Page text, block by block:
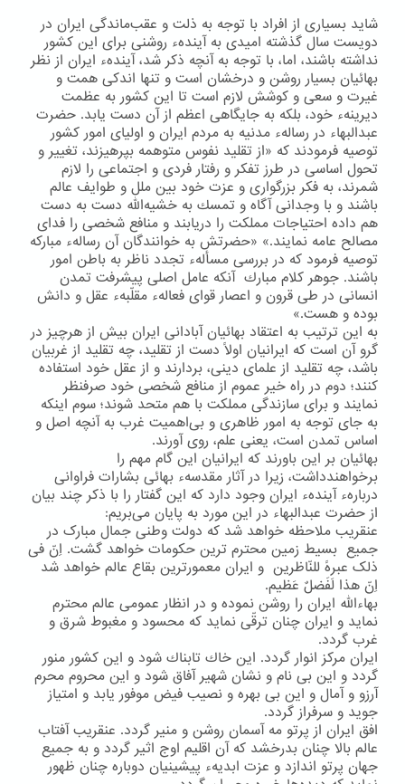
شاید بسیاری از افراد با توجه به ذلت و عقب‌ماندگی ایران در
دویست سال گذشته امیدی به آیندهء روشنی برای این كشور
نداشته باشند، اما، با توجه به آنچه ذكر شد، آیندهء ایران از نظر
بهائیان بسیار روشن و درخشان است و تنها اندكی همت و
غیرت و سعی و كوشش لازم است تا این كشور به عظمت
دیرینهء خود، بلكه به جایگاهی اعظم از آن دست یابد. حضرت
عبدالبهاء در رسالهء مدنیه به مردم ایران و اولیای امور كشور
توصیه فرمودند كه «از تقلید نفوس متوهمه بپرهیزند، تغییر و
تحول اساسی در طرز تفكر و رفتار فردی و اجتماعی را لازم
شمرند، به فكر بزرگواری و عزت خود بین ملل و طوایف عالم
باشند و با وجدانی آگاه و تمسك به خشیه‌الله دست به دست
هم داده احتیاجات مملكت را دریابند و منافع شخصی را فدای
مصالح عامه نمایند.» «حضرتش به خوانندگان آن رسالهء مباركه
توصیه فرمود كه در بررسی مسألهء تجدد ناظر به باطن امور
باشند. جوهر كلام مبارك آنكه عامل اصلی پیشرفت تمدن
انسانی در طی قرون و اعصار قوای فعالهء مقلّبهء عقل و دانش
بوده و هست.»
به این ترتیب به اعتقاد بهائیان آبادانی ایران بیش از هرچیز در
گرو آن است كه ایرانیان اولاً دست از تقلید، چه تقلید از غربیان
باشد، چه تقلید از علمای دینی، بردارند و از عقل خود استفاده
كنند؛ دوم در راه خیر عموم از منافع شخصی خود صرفنظر
نمایند و برای سازندگی مملكت با هم متحد شوند؛ سوم اینكه
به جای توجه به امور ظاهری و بی‌اهمیت غرب به آنچه اصل و
اساس تمدن است، یعنی علم، روی آورند.
بهائیان بر این باورند كه ایرانیان این گام مهم را
برخواهندداشت، زیرا در آثار مقدسهء بهائی بشارات فراوانی
دربارهء آیندهء ایران وجود دارد كه این گفتار را با ذكر چند بیان
از حضرت عبدالبهاء در این مورد به پایان می‌بریم:
عنقریب ملاحظه خواهد شد که دولت وطنی جمال مبارک در
جمیع بسیط زمین محترم ترین حکومات خواهد گشت. اِنّ فی
ذلک عبرهً للنّاظرین و ایران معمورترین بقاع عالم خواهد شد
اِنّ هذا لَفَضلٌ عَظیم.
بهاءالله ایران را روشن نموده و در انظار عمومی عالم محترم
نماید و ایران چنان ترقّی نماید که محسود و مغبوط شرق و
غرب گردد.
ایران مركز انوار گردد. این خاك تابناك شود و این كشور منور
گردد و این بی نام و نشان شهیر آفاق شود و این محروم محرم
آرزو و آمال و این بی بهره و نصیب فیض موفور یابد و امتیاز
جوید و سرفراز گردد.
افق ایران از پرتو مه آسمان روشن و منیر گردد. عنقریب آفتاب
عالم بالا چنان بدرخشد كه آن اقلیم اوج اثیر گردد و به جمیع
جهان پرتو اندازد و عزت ابدیهء پیشینیان دوباره چنان ظهور